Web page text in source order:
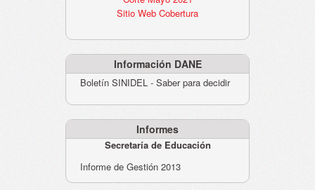
Sitio Web Cobertura
Información DANE
Boletín SINIDEL - Saber para decidir
Informes
Secretaría de Educación
Informe de Gestión 2013